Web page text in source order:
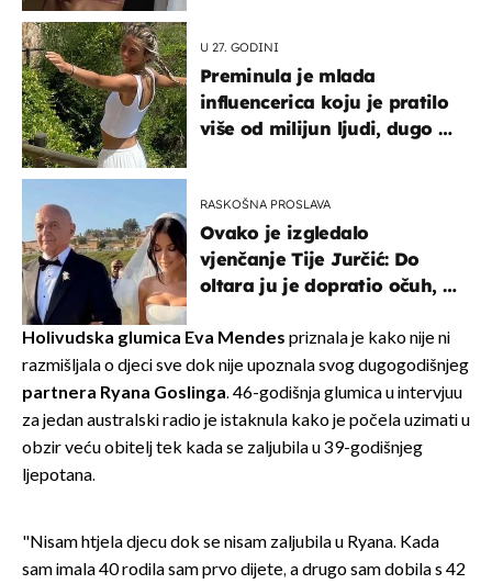
U 27. GODINI
Preminula je mlada
influencerica koju je pratilo
više od milijun ljudi, dugo se
RASKOŠNA PROSLAVA
Ovako je izgledalo
vjenčanje Tije Jurčić: Do
oltara ju je dopratio očuh, a
Holivudska glumica Eva Mendes priznala je kako nije ni
razmišljala o djeci sve dok nije upoznala svog dugogodišnjeg
partnera Ryana Goslinga. 46-godišnja glumica u intervjuu
za jedan australski radio je istaknula kako je počela uzimati u
obzir veću obitelj tek kada se zaljubila u 39-godišnjeg
ljepotana.
"Nisam htjela djecu dok se nisam zaljubila u Ryana. Kada
sam imala 40 rodila sam prvo dijete, a drugo sam dobila s 42